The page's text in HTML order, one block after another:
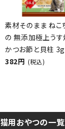
素材そのまま ねこ
の 無添加極上うす
かつお節と貝柱 3g
382円 (税込)
猫用おやつの一